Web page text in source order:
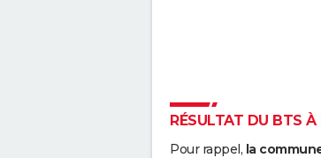
RÉSULTAT DU BTS
Pour rappel, la